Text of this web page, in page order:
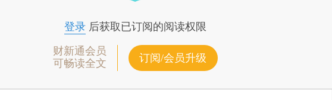
登录后获取已订阅的阅读权限
财新通会员
可畅读全文
订阅/会员升级